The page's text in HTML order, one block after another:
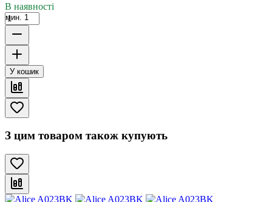
В наявності
мин. 1
У кошик
З цим товаром також купують